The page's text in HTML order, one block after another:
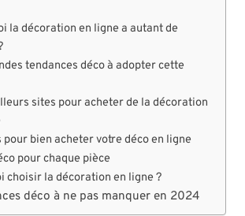
la décoration en ligne a autant de
tendances déco à adopter cette
sites pour acheter de la décoration
pour bien acheter votre déco en ligne
pour chaque pièce
choisir la décoration en ligne ?
déco à ne pas manquer en 2024